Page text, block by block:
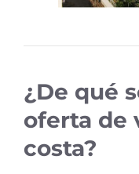
¿De qué
oferta de
costa?